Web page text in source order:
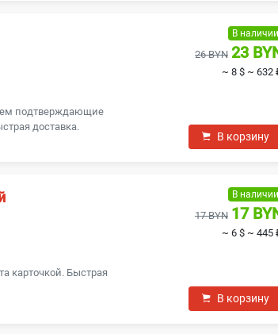
подтверждающие
доставка.
В наличии
26 BYN 23
~ 8 $ ~ 632
В корзину
карточкой. Быстрая
В наличии
17 BYN 17
~ 6 $ ~ 445
В корзину